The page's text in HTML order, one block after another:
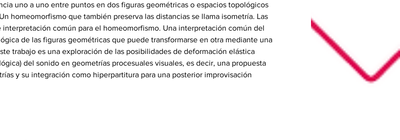
uno a uno entre puntos en dos figuras geométricas o espacios topológicos
homeomorfismo que también preserva las distancias se llama isometría. Las
común para el homeomorfismo. Una interpretación común del
de las figuras geométricas que puede transformarse en otra mediante una
trabajo es una exploración de las posibilidades de deformación elástica
del sonido en geometrías procesuales visuales, es decir, una propuesta
y su integración como hiperpartitura para una posterior improvisación